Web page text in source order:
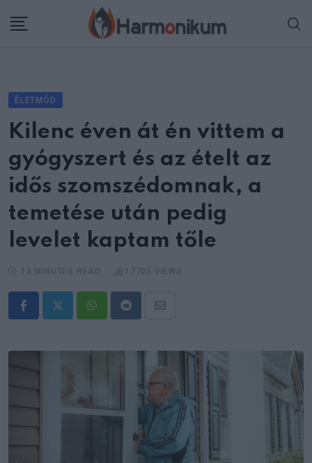
ÉLETMÓD
Kilenc éven át én vittem a
gyógyszert és az ételt az
idős szomszédomnak, a
temetése után pedig
levelet kaptam tőle
WhatsappRedditShare
Email